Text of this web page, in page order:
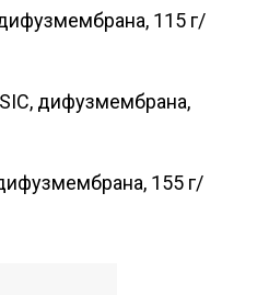
115 г/
дифузмембрана,
155 г/